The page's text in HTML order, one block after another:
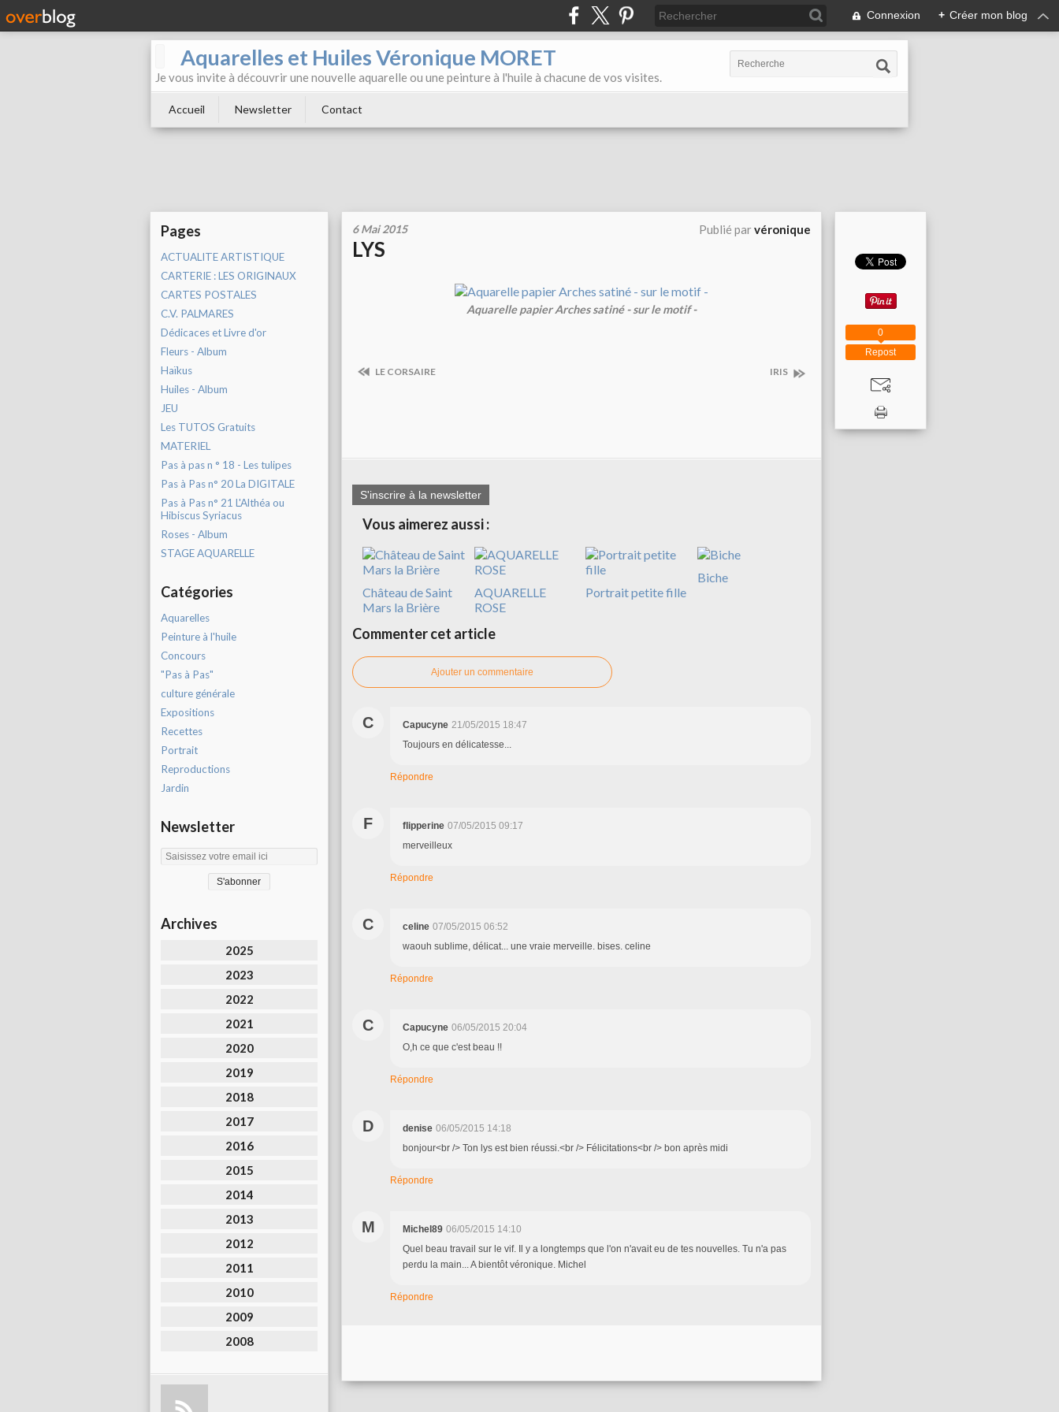
Connexion + Créer mon blog
Aquarelles et Huiles Véronique MORET
Je vous invite à découvrir une nouvelle aquarelle ou une peinture à l'huile à chacune de vos visites.
Accueil Newsletter Contact
Pages
ACTUALITE ARTISTIQUE
CARTERIE : LES ORIGINAUX
CARTES POSTALES
C.V. PALMARES
Dédicaces et Livre d'or
Fleurs - Album
Haïkus
Huiles - Album
JEU
Les TUTOS Gratuits
MATERIEL
Pas à pas n ° 18 - Les tulipes
Pas à Pas n° 20 La DIGITALE
Pas à Pas n° 21 L'Althéa ou
Hibiscus Syriacus
Roses - Album
STAGE AQUARELLE
Catégories
Aquarelles
Peinture à l'huile
Concours
"Pas à Pas"
culture générale
Expositions
Recettes
Portrait
Reproductions
Jardin
Newsletter
Archives
2025
2023
2022
2021
2020
2019
2018
2017
2016
2015
2014
2013
2012
2011
2010
2009
2008
6 Mai 2015 Publié parvéronique
LYS
Aquarelle papier Arches satiné - sur le motif -
LE CORSAIRE IRIS
S'inscrire à la newsletter
Vous aimerez aussi :
Château de Saint
Mars la Brière
AQUARELLE
ROSE
Portrait petite fille
Biche
Commenter cet article
Ajouter un commentaire
C Capucyne 21/05/2015 18:47
Toujours en délicatesse...
Répondre
F flipperine 07/05/2015 09:17
merveilleux
Répondre
C celine 07/05/2015 06:52
waouh sublime, délicat... une vraie merveille. bises. celine
Répondre
C Capucyne 06/05/2015 20:04
O,h ce que c'est beau !!
Répondre
D denise 06/05/2015 14:18
bonjour<br /> Ton lys est bien réussi.<br /> Félicitations<br /> bon après midi
Répondre
M Michel89 06/05/2015 14:10
Quel beau travail sur le vif. Il y a longtemps que l'on n'avait eu de tes nouvelles. Tu n'a pas
perdu la main... A bientôt véronique. Michel
Répondre
Repost
0